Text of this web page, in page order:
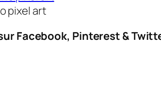
pixel art
Facebook, Pinterest &